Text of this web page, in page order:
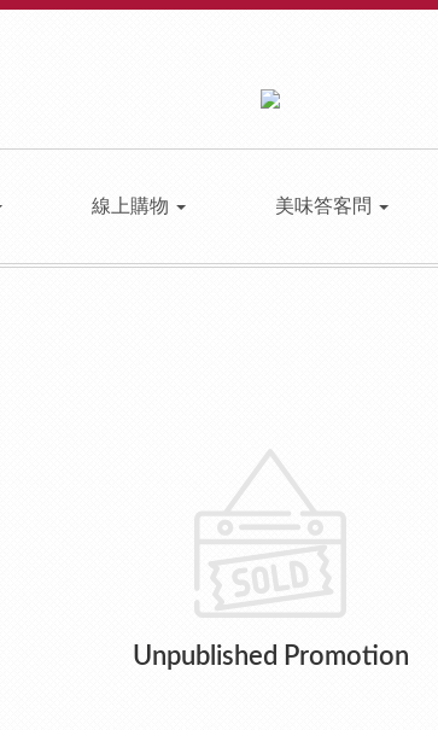
線上購物 美味答客問
Unpublished Promotion